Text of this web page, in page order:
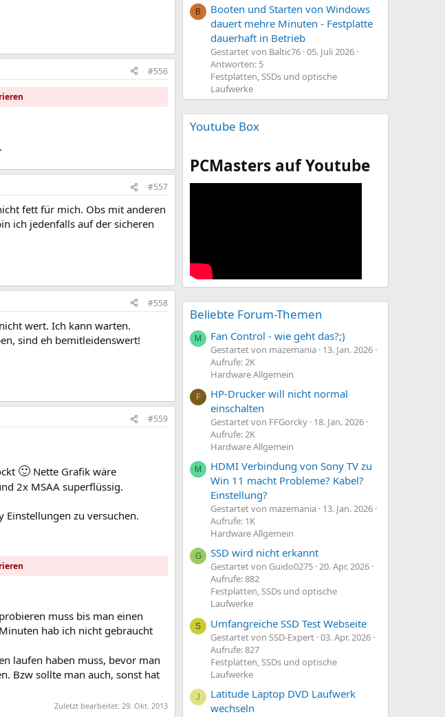
#556
#557
fett für mich. Obs mit anderen
ich jedenfalls auf der sicheren
#558
wert. Ich kann warten.
sind eh bemitleidenswert!
#559
🙂 Nette Grafik wäre
2x MSAA superflüssig.
zu versuchen.
muss bis man einen
hab ich nicht gebraucht
laufen haben muss, bevor man
Bzw sollte man auch, sonst hat
Zuletzt bearbeitet: 29. Okt. 2013
B
Booten und Starten von Windows
dauert mehre Minuten - Festplatte
dauerhaft in Betrieb
Gestartet von Baltic76 05. Juli 2026
Antworten: 5
Festplatten, SSDs und optische
Laufwerke
Youtube Box
PCMasters auf Youtube
Beliebte Forum-Themen
M Fan Control - wie geht das?;)
Gestartet von mazemania 13. Jan. 2026
Aufrufe: 2K
Hardware Allgemein
F
HP-Drucker will nicht normal
einschalten
Gestartet von FFGorcky 18. Jan. 2026
Aufrufe: 2K
Hardware Allgemein
M
HDMI Verbindung von Sony TV zu
Win 11 macht Probleme? Kabel?
Einstellung?
Gestartet von mazemania 13. Jan. 2026
Aufrufe: 1K
Hardware Allgemein
G SSD wird nicht erkannt
Gestartet von Guido0275 20. Apr. 2026
Aufrufe: 882
Festplatten, SSDs und optische
Laufwerke
S Umfangreiche SSD Test Webseite
Gestartet von SSD-Expert 03. Apr. 2026
Aufrufe: 827
Festplatten, SSDs und optische
Laufwerke
J
Latitude Laptop DVD Laufwerk
wechseln